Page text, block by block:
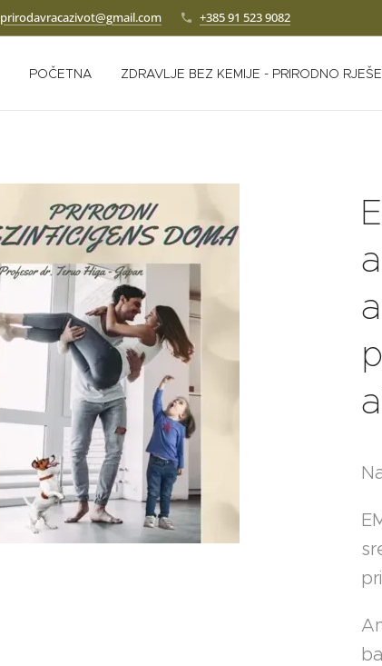
prirodavracazivot@gmail.com +385 91 523 9082
POČETNA ZDRAVLJE BEZ KEMIJE - PRIRODNO